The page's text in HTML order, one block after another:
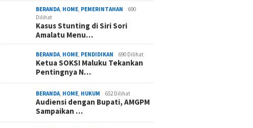
BERANDA HOME PEMERINTAHAN
690
Dilihat
Kasus Stunting di Siri Sori
Amalatu Menu…
BERANDA HOME PENDIDIKAN 690 Dilihat
Ketua SOKSI Maluku Tekankan
Pentingnya N…
BERANDA HOME HUKUM 652 Dilihat
Audiensi dengan Bupati, AMGPM
Sampaikan …